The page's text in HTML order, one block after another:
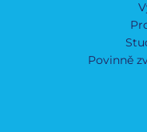
Povinně